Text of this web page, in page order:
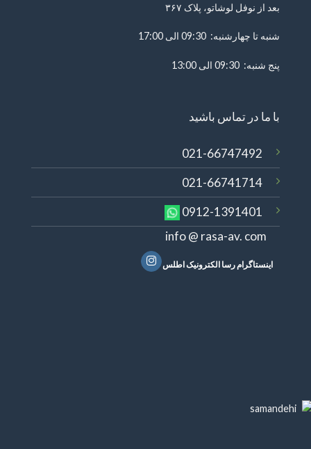
بعد از نوفل لوشاتو، پلاک ۳۶۷
شنبه تا چهارشنبه: 09:30 الی 17:00
پنج شنبه: 09:30 الی 13:00
با ما در تماس باشید
021-66747492
021-66741714
0912-1391401
info @ rasa-av. com
اینستاگرام رسا الکترونیک اطلس